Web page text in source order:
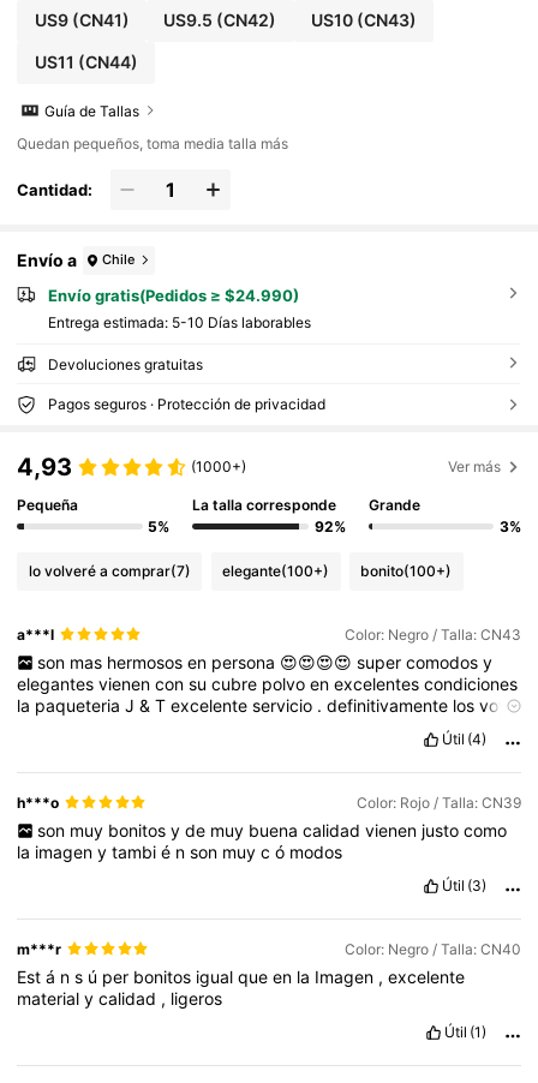
US9(CN41) US9.5 (CN42) US10(CN43)
US11 (CN44)
Guía de Tallas
Quedan pequeños, toma media talla más
Cantidad:
Envío a Chile
Envío gratis(Pedidos ≥ $24.990)
Entrega estimada: 5-10 Días laborables
Devoluciones gratuitas
Pagos seguros · Protección de privacidad
4,93 (1000+) Ver más
Pequeña
5%
La talla corresponde
92%
Grande
3%
lo volveré a comprar(7) elegante(100+) bonito(100+)
a***l Color: Negro / Talla: CN43
son mas hermosos en persona 😍😍😍😍 super comodos y
elegantesvienenconsucubre polvoenexcelentescondiciones
la paqueteriaJ&Texcelenteservicio .definitivamente losvoy
vestir
precio😍😍😍😍
😍😍😍😍😍😍😍
Útil (4)
h***o Color: Rojo / Talla: CN39
son muy bonitos y de muy buena calidad vienen justo como
la imagenytambié nson muycó modos
Útil (3)
m***r Color: Negro / Talla: CN40
Está ns ú per bonitos igualqueen la Imagen ,excelente
materialycalidad , ligeros
Útil (1)